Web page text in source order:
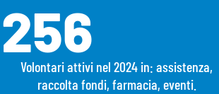
256
Volontari attivi nel 2024 in: assistenza,
raccolta fondi, farmacia, eventi.